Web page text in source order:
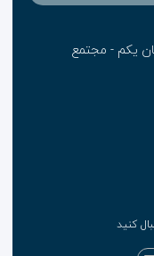
یکم - مجتمع
کنید